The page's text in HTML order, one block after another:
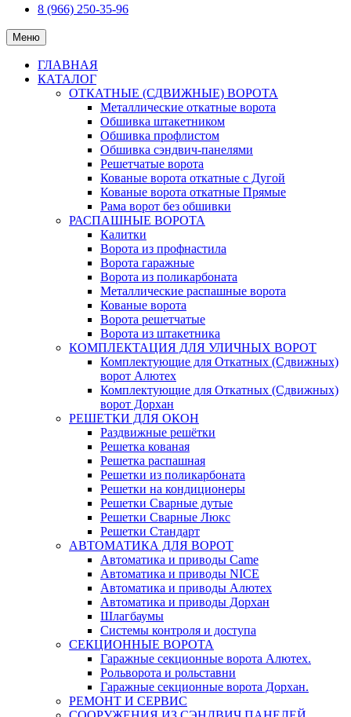
8 (966) 250-35-96
Меню
ГЛАВНАЯ
КАТАЛОГ
ОТКАТНЫЕ (СДВИЖНЫЕ) ВОРОТА
Металлические откатные ворота
Обшивка штакетником
Обшивка профлистом
Обшивка сэндвич-панелями
Решетчатые ворота
Кованые ворота откатные с Дугой
Кованые ворота откатные Прямые
Рама ворот без обшивки
РАСПАШНЫЕ ВОРОТА
Калитки
Ворота из профнастила
Ворота гаражные
Ворота из поликарбоната
Металлические распашные ворота
Кованые ворота
Ворота решетчатые
Ворота из штакетника
КОМПЛЕКТАЦИЯ ДЛЯ УЛИЧНЫХ ВОРОТ
Комплектующие для Откатных (Сдвижных)
ворот Алютех
Комплектующие для Откатных (Сдвижных)
ворот Дорхан
РЕШЕТКИ ДЛЯ ОКОН
Раздвижные решётки
Решетка кованая
Решетка распашная
Решетки из поликарбоната
Решетки на кондиционеры
Решетки Сварные дутые
Решетки Сварные Люкс
Решетки Стандарт
АВТОМАТИКА ДЛЯ ВОРОТ
Автоматика и приводы Came
Автоматика и приводы NICE
Автоматика и приводы Алютех
Автоматика и приводы Дорхан
Шлагбаумы
Системы контроля и доступа
СЕКЦИОННЫЕ ВОРОТА
Гаражные секционные ворота Алютех.
Рольворота и рольставни
Гаражные секционные ворота Дорхан.
РЕМОНТ И СЕРВИС